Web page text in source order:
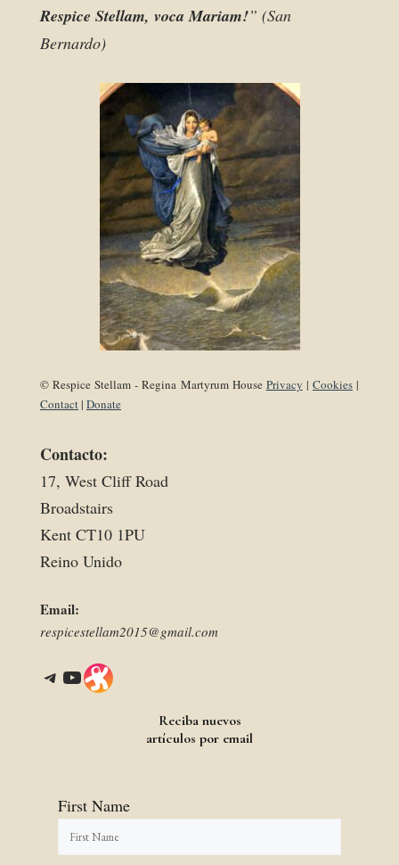
Respice Stellam, voca Mariam!” (San
Bernardo)
© Respice Stellam - Regina Martyrum House Privacy | Cookies|
Contact| Donate
Contacto:
17, West Cliff Road
Broadstairs
Kent CT10 1PU
Reino Unido
Email:
respicestellam2015@gmail.com
Telegram YouTube Link
Reciba nuevos
artículos por email
First Name